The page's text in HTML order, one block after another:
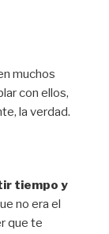
muchos
con ellos,
la verdad.
tiempo y
no era el
que te